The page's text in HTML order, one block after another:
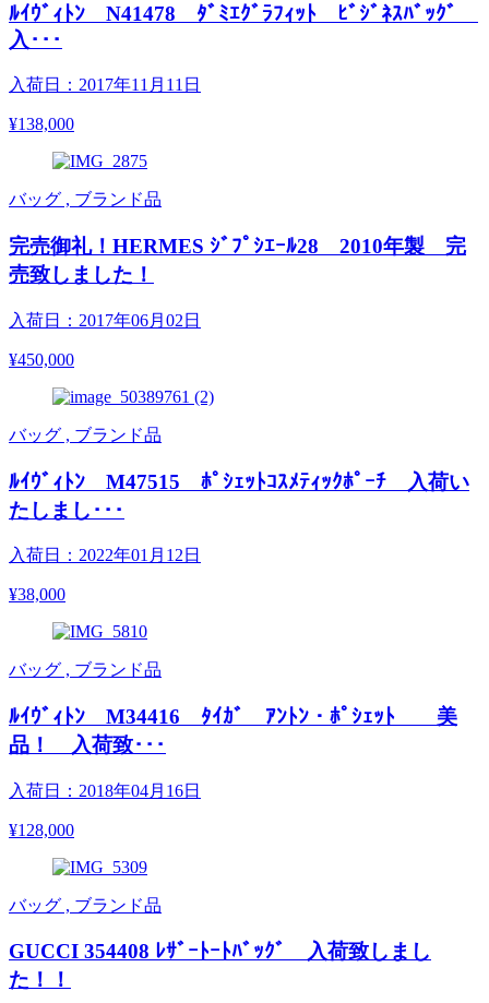
ﾙｲｳﾞｨﾄﾝ N41478 ﾀﾞﾐｴｸﾞﾗﾌｨｯﾄ ﾋﾞｼﾞﾈｽﾊﾞｯｸﾞ
入･･･
入荷日：2017年11月11日
¥138,000
バッグ , ブランド品
完売御礼！HERMES ｼﾞﾌﾟｼｴｰﾙ28 2010年製 完
売致しました！
入荷日：2017年06月02日
¥450,000
バッグ , ブランド品
ﾙｲｳﾞｨﾄﾝ M47515 ﾎﾟｼｪｯﾄｺｽﾒﾃｨｯｸﾎﾟｰﾁ 入荷い
たしまし･･･
入荷日：2022年01月12日
¥38,000
バッグ , ブランド品
ﾙｲｳﾞｨﾄﾝ M34416 ﾀｲｶﾞ ｱﾝﾄﾝ・ﾎﾟｼｪｯﾄ 美
品！ 入荷致･･･
入荷日：2018年04月16日
¥128,000
バッグ , ブランド品
GUCCI 354408 ﾚｻﾞｰﾄｰﾄﾊﾞｯｸﾞ 入荷致しまし
た！！